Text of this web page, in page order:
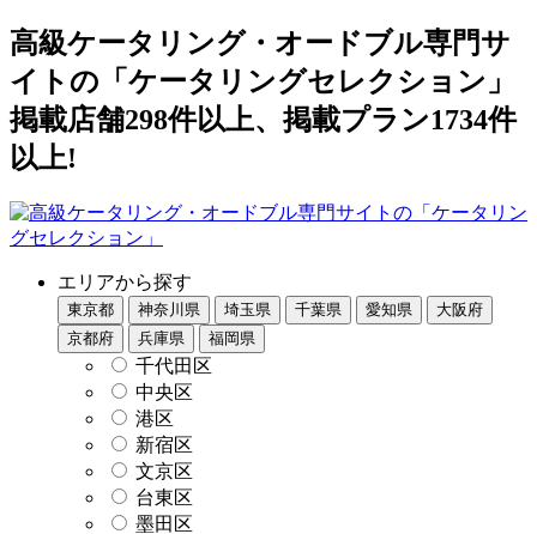
高級ケータリング・オードブル専門サ
イトの「ケータリングセレクション」
掲載店舗298件以上、掲載プラン1734件
以上!
エリアから探す
東京都 神奈川県 埼玉県 千葉県 愛知県
大阪府
京都府
兵庫県 福岡県
千代田区
中央区
港区
新宿区
文京区
台東区
墨田区